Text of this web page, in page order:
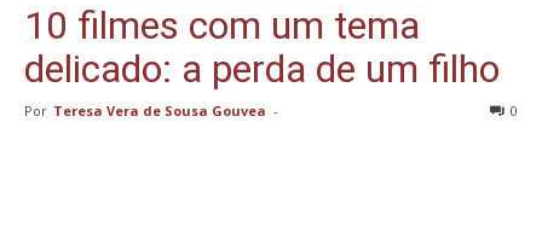
10 filmes com um tema
delicado: a perda de um filho
Por Teresa Vera de Sousa Gouvea - 0